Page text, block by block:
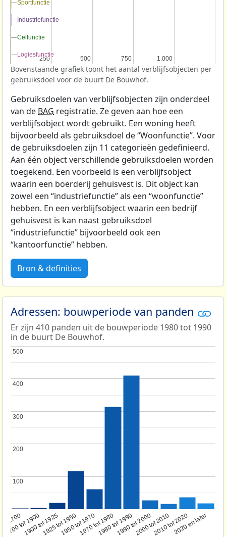
250
250 500
500 750
750 1.000
1.000
Sportfunctie
Sportfunctie
Industriefunctie
Industriefunctie
Celfunctie
Celfunctie
Logiesfunctie
Logiesfunctie
Bovenstaande grafiek toont het aantal verblijfsobjecten per
gebruiksdoel voor de buurt De Bouwhof.
Gebruiksdoelen van verblijfsobjecten zijn onderdeel
van de BAG registratie. Ze geven aan hoe een
verblijfsobject wordt gebruikt. Een woning heeft
bijvoorbeeld als gebruiksdoel de “Woonfunctie”. Voor
de gebruiksdoelen zijn 11 categorieën gedefinieerd.
Aan één object verschillende gebruiksdoelen worden
toegekend. Een voorbeeld is een verblijfsobject
waarin een boerderij gehuisvest is. Dit object kan
zowel een “industriefunctie” als een “woonfunctie”
hebben. En een verblijfsobject waarin een bedrijf
gehuisvest is kan naast gebruiksdoel
“industriefunctie” bijvoorbeeld ook een
“kantoorfunctie” hebben.
Bron & definities
Adressen: bouwperiode van panden
Er zijn 410 panden uit de bouwperiode 1980 tot 1990
in de buurt De Bouwhof.
1700
1700 tot 1900
1900 tot 19251925 tot 19501950 tot 19701970 tot 19801980 tot 19901990 tot 20002000 tot 20102010 tot 20202020 en later
100
100
200
200
300
300
400
400
500
500